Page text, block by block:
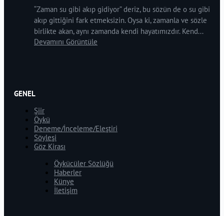
“Zaman su gibi akıp gidiyor” deriz, bu sözün de o su gibi
akıp gittiğini fark etmeksizin. Oysa ki, zamanla ve sözle
birlikte akan, aynı zamanda kendi hayatımızdır. Kend...
Devamını Görüntüle
GENEL
Şiir
Öykü
Deneme/İnceleme/Eleştiri
Söyleşi
Göz Kirası
Öykücüler Sözlüğü
Haberler
Künye
İletişim